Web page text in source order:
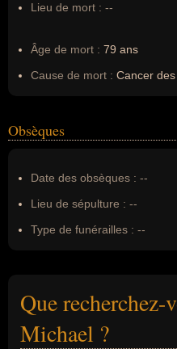
Lieu de mort : --
Âge de mort : 79 ans
Cause de mort : Cancer
Obsèques
Date des obsèques : --
Lieu de sépulture : --
Type de funérailles : --
Que recherchez-
Michael ?